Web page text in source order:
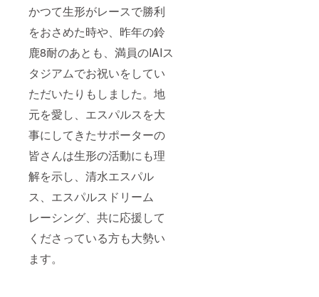
かつて生形がレースで勝利
をおさめた時や、昨年の鈴
鹿8耐のあとも、満員のIAIス
タジアムでお祝いをしてい
ただいたりもしました。地
元を愛し、エスパルスを大
事にしてきたサポーターの
皆さんは生形の活動にも理
解を示し、清水エスパル
ス、エスパルスドリーム
レーシング、共に応援して
くださっている方も大勢い
ます。